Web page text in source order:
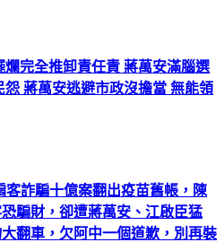
完全推卸責任責 蔣萬安滿腦選
蔣萬安逃避市政沒擔當 無能領
客詐騙十億案翻出疫苗舊帳，陳
騙財，卻遭蔣萬安、江啟臣猛
翻車，欠阿中一個道歉，別再裝